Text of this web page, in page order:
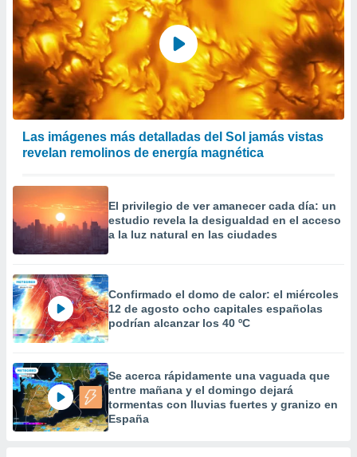
Las imágenes más detalladas del Sol jamás vistas
revelan remolinos de energía magnética
El privilegio de ver amanecer cada día: un
estudio revela la desigualdad en el acceso
a la luz natural en las ciudades
Confirmado el domo de calor: el miércoles
12 de agosto ocho capitales españolas
podrían alcanzar los 40 ºC
Se acerca rápidamente una vaguada que
entre mañana y el domingo dejará
tormentas con lluvias fuertes y granizo en
España